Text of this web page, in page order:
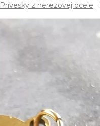
Prívesky z nerezovej ocele